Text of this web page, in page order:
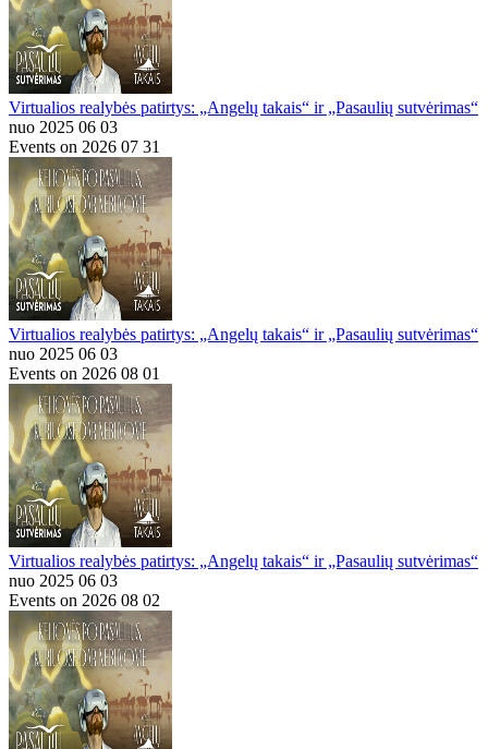
Virtualios realybės patirtys: „Angelų takais“ ir „Pasaulių sutvėrimas“
nuo 2025 06 03
Events on 2026 07 31
Virtualios realybės patirtys: „Angelų takais“ ir „Pasaulių sutvėrimas“
nuo 2025 06 03
Events on 2026 08 01
Virtualios realybės patirtys: „Angelų takais“ ir „Pasaulių sutvėrimas“
nuo 2025 06 03
Events on 2026 08 02